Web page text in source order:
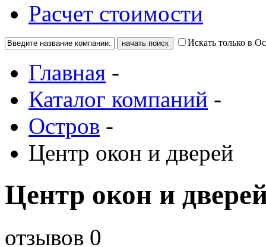
Расчет стоимости
Искать только в
Главная -
Каталог компаний -
Остров -
Центр окон и дверей
Центр окон и
отзывов 0